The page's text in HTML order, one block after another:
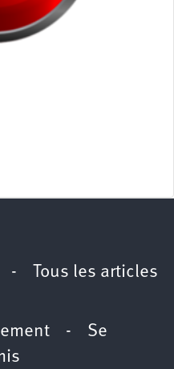
- Tous les articles
- Se